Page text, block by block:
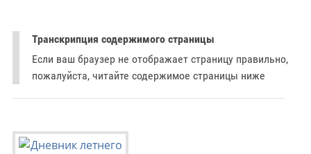
Транскрипция содержимого страницы
Если ваш браузер не отображает страницу правильно,
пожалуйста, читайте содержимое страницы ниже